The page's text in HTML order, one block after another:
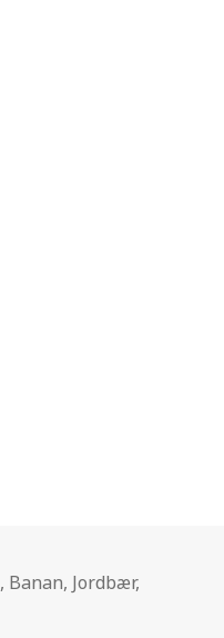
, Banan, Jordbær,